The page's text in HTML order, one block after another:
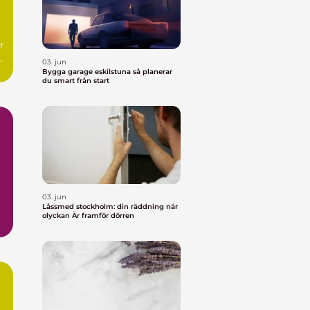
03. jun
Bygga garage eskilstuna så planerar
du smart från start
03. jun
Låssmed stockholm: din räddning när
olyckan Är framför dörren